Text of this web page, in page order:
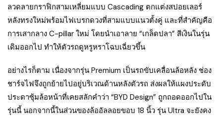
ลวดลายกราฟิกสามเหลี่ยมแบบ Cascading ตกแต่งสปอยเลอร์
หลังทรงใหม่พร้อมไฟเบรกดวงที่สามแบบแนวตั้งคู่ และที่สำคัญคือ
การเสากลาง C-pillar ใหม่ โดยนำเอาลาย “เกล็ดปลา” สีเงินในรุ่น
เดิมออกไป ทำให้ตัวรถดูหรูหราโฉบเฉี่ยวขึ้น
อย่างไรก็ตาม เนื่องจากรุ่น Premium เป็นรถขับเคลื่อนล้อหลัง ช่อง
ชาร์จไฟจึงถูกย้ายไปอยู่บริเวณด้านหลังตัวรถ ส่งผลให้แผงประดับ
ประดาซุ้มล้อหน้าที่เคยสลักคำว่า “BYD Design” ถูกถอดออกไปใน
รุ่นนี้ นอกจากนี้ในส่วนของล้ออัลลอยขอบ 18 นิ้ว รุ่น Ultra จะยังคง